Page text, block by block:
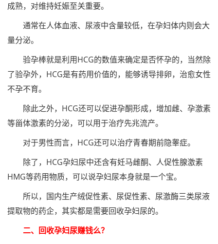
成熟，对维持妊娠至关重要。
通常在人体血液、尿液中含量较低，在孕妇体内则会大
量分泌。
验孕棒就是利用HCG的数值来确定是否怀孕的，当然除
了验孕外，HCG是有药用价值的，能够诱导排卵，治愈女性
不孕不育。
除此之外，HCG还可以促进孕酮形成，增加雌、孕激素
等甾体激素的分泌，可以用于治疗先兆流产。
对于男性而言，HCG还可以治疗青春期前隐睾症。
除了，HCG孕妇尿中还含有妊马雌酮、人促性腺激素
HMG等药用物质，可以说孕妇尿本身就是一个宝。
所以，国内生产绒促性素、尿促性素、尿激酶三类尿液
提取物的药企，其实都是需要回收孕妇尿的。
二、回收孕妇尿赚钱么？